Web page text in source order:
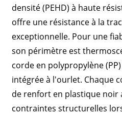
densité (PEHD) à haute
offre une résistance à la
exceptionnelle. Pour une
son périmètre est
corde en polypropylène
intégrée à l'ourlet. Chaque
de renfort en plastique noir
contraintes structurelles